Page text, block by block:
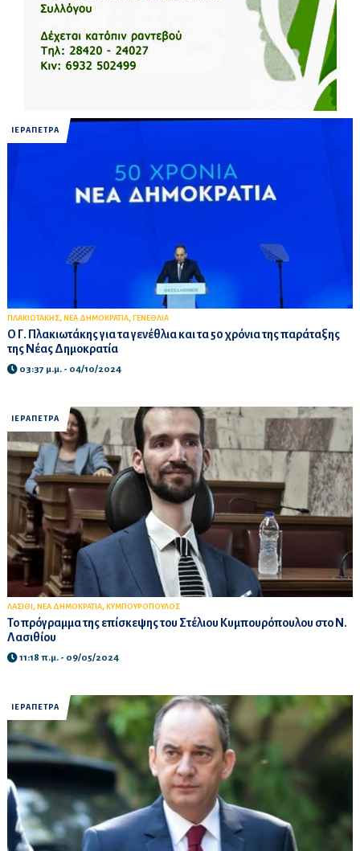
ΙΕΡΑΠΕΤΡΑ
ΠΛΑΚΙΩΤΑΚΗΣ, ΝΕΑ ΔΗΜΟΚΡΑΤΙΑ, ΓΕΝΕΘΛΙΑ
Ο Γ. Πλακιωτάκης για τα γενέθλια και τα 50 χρόνια της παράταξης
της Νέας Δημοκρατία
03:37 μ.μ. - 04/10/2024
ΙΕΡΑΠΕΤΡΑ
ΛΑΣΙΘΙ , ΝΕΑ ΔΗΜΟΚΡΑΤΙΑ, ΚΥΜΠΟΥΡΟΠΟΥΛΟΣ
Το πρόγραμμα της επίσκεψης του Στέλιου Κυμπουρόπουλου στο Ν.
Λασιθίου
11:18 π.μ. - 09/05/2024
ΙΕΡΑΠΕΤΡΑ